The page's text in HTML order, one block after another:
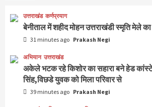
उत्तराखंड कर्णप्रयाग
बेनीताल में शहीद मोहन उत्तराखंडी स्मृति मेले
31 minutes ago Prakash Negi
अभियान उत्तराखंड
अकेले भटक रहे किशोर का सहारा बने हेड
सिंह,विछडे युवक को मिला परिवार से
39 minutes ago Prakash Negi